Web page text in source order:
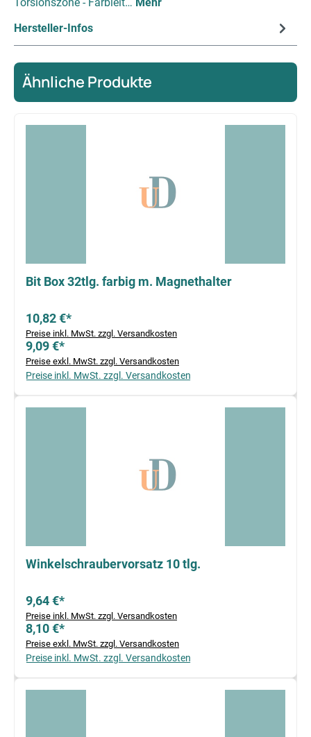
Hersteller-Infos
Ähnliche Produkte
Bit Box 32tlg. farbig m. Magnethalter
10,82 €*
Preise inkl. MwSt. zzgl. Versandkosten
9,09 €*
Preise exkl. MwSt. zzgl. Versandkosten
Preise inkl. MwSt. zzgl. Versandkosten
Winkelschraubervorsatz 10 tlg.
9,64 €*
Preise inkl. MwSt. zzgl. Versandkosten
8,10 €*
Preise exkl. MwSt. zzgl. Versandkosten
Preise inkl. MwSt. zzgl. Versandkosten